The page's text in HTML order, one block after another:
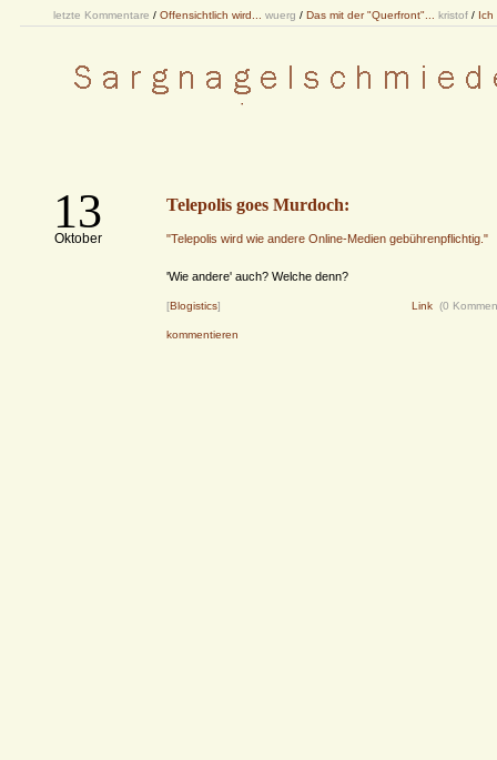
letzte Kommentare / Offensichtlich wird... wuerg / Das mit der "Querfront"... kristof / Ich
13
Oktober
Telepolis goes Murdoch:
"Telepolis wird wie andere Online-Medien gebührenpflichtig."
'Wie andere' auch? Welche denn?
[Blogistics] Link (0
kommentieren